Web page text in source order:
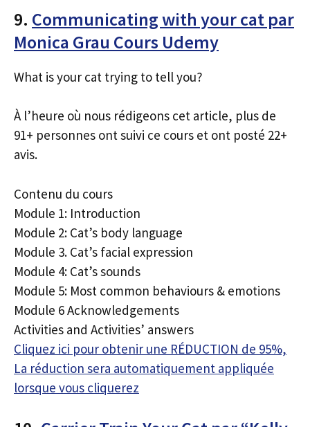
9. Communicating with your cat par
Monica Grau Cours Udemy
What is your cat trying to tell you?
À l’heure où nous rédigeons cet article, plus de
91+ personnes ont suivi ce cours et ont posté 22+
avis.
Contenu du cours
Module 1: Introduction
Module 2: Cat’s body language
Module 3. Cat’s facial expression
Module 4: Cat’s sounds
Module 5: Most common behaviours & emotions
Module 6 Acknowledgements
Activities and Activities’ answers
Cliquez ici pour obtenir une RÉDUCTION de 95%,
La réduction sera automatiquement appliquée
lorsque vous cliquerez